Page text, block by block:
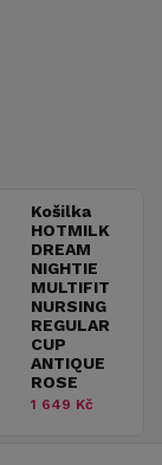
Košilka
HOTMILK
DREAM
NIGHTIE
MULTIFIT
NURSING
REGULAR
CUP
ANTIQUE
ROSE
1 649 Kč